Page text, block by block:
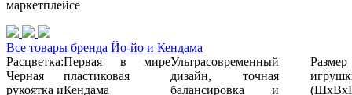
маркетплейсе
Все товары бренда Йо-йо и Кендама
Расцветка:
Черная
рукоятка и
Первая в мире
пластиковая
Кендама
Ультрасовременный
дизайн, точная
балансировка и
Размер